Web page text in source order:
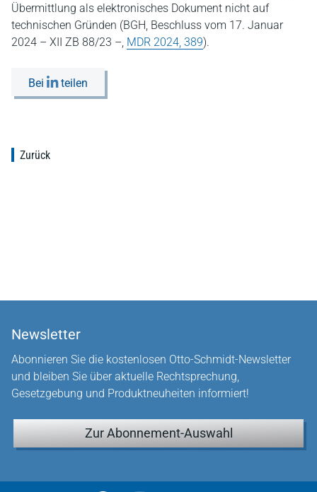
Übermittlung als elektronisches Dokument nicht auf
technischen Gründen (BGH, Beschluss vom 17. Januar
2024 – XII ZB 88/23 –, MDR 2024, 389).
Bei teilen
Zurück
Newsletter
Abonnieren Sie die kostenlosen Otto-Schmidt-Newsletter
und bleiben Sie über aktuelle Rechtsprechung,
Gesetzgebung und Produktneuheiten informiert!
Zur Abonnement-Auswahl